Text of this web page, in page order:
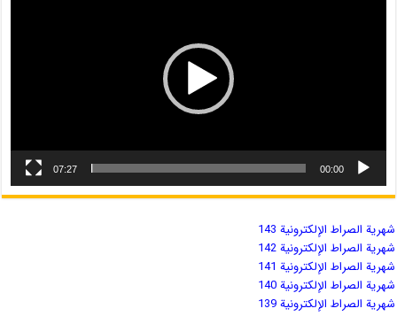
00:00
07:27
شهریة الصراط الإلكترونية 143
شهریة الصراط الإلكترونية 142
شهریة الصراط الإلكترونية 141
شهریة الصراط الإلكترونية 140
شهریة الصراط الإلكترونية 139